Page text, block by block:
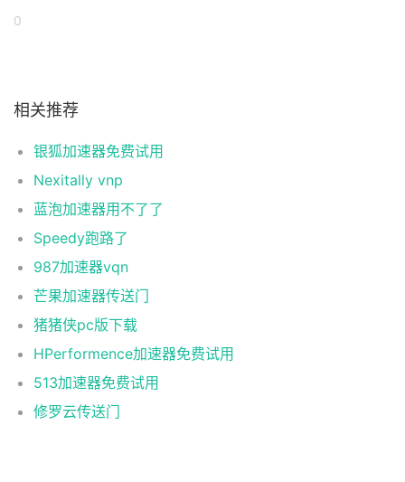
0
相关推荐
银狐加速器免费试用
Nexitally vnp
蓝泡加速器用不了了
Speedy跑路了
987加速器vqn
芒果加速器传送门
猪猪侠pc版下载
HPerformence加速器免费试用
513加速器免费试用
修罗云传送门